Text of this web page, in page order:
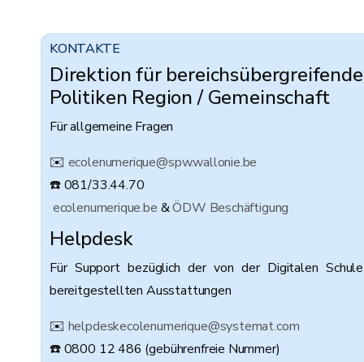
KONTAKTE
Direktion für bereichsübergreifende
Politiken Region / Gemeinschaft
Für allgemeine Fragen
✉️ ecolenumerique@spw.wallonie.be
☎️ 081/33.44.70
ecolenumerique.be &ÖDW Beschäftigung
Helpdesk
Für Support bezüglich der von der Digitalen Schule
bereitgestellten Ausstattungen
✉️ helpdeskecolenumerique@systemat.com
☎️ 0800 12 486 (gebührenfreie Nummer)